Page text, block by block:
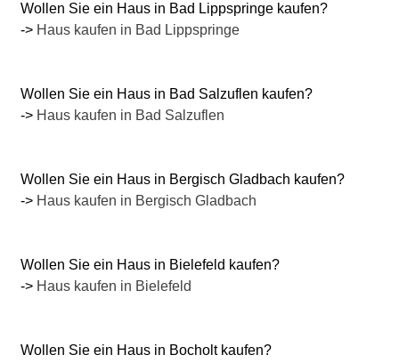
Wollen Sie ein Haus in Bad Lippspringe kaufen?
-> Haus kaufen in Bad Lippspringe
Wollen Sie ein Haus in Bad Salzuflen kaufen?
-> Haus kaufen in Bad Salzuflen
Wollen Sie ein Haus in Bergisch Gladbach kaufen?
-> Haus kaufen in Bergisch Gladbach
Wollen Sie ein Haus in Bielefeld kaufen?
-> Haus kaufen in Bielefeld
Wollen Sie ein Haus in Bocholt kaufen?